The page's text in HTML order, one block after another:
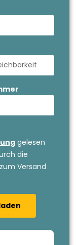
gelesen
die
Versand